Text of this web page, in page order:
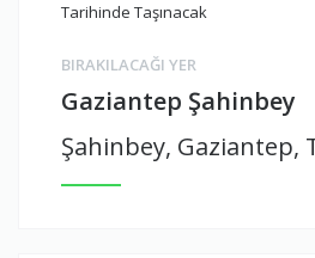
Tarihinde Taşınacak
BIRAKILACAĞI YER
Gaziantep Şahinbey
Şahinbey, Gaziantep,